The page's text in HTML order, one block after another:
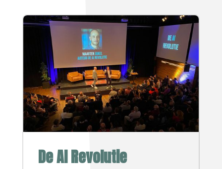
De AI Revolutie